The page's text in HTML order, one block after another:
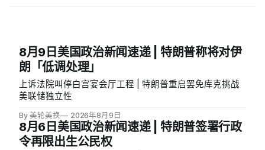
8月9日美国政治新闻速递 | 特朗普称将对伊
朗「低调处理」
上诉法院叫停白宫宴会厅工程 | 特朗普重启罢免库克挑战
美联储独立性
By 美轮美换 2026年8月9日
8月6日美国政治新闻速递 | 特朗普签署行政
令再限出生公民权